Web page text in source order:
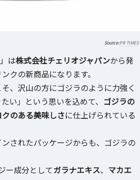
PR TIMES
」は株式会社チェリオジャパンから発
クの新商品になります。
そ、沢山の方にゴジラのように力強く
い」という思いを込めて、 ゴジラの
のある美味しさに仕上げられている
されたパッケージからも、ゴジラの
ー成分としてガラナエキス、 マカエ